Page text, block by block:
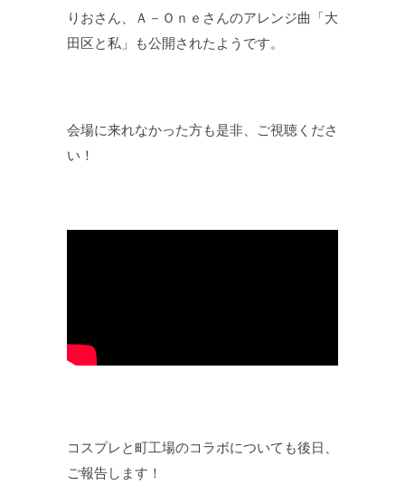
りおさん、Ａ－Ｏｎｅさんのアレンジ曲「大
田区と私」も公開されたようです。
会場に来れなかった方も是非、ご視聴くださ
い！
コスプレと町工場のコラボについても後日、
ご報告します！